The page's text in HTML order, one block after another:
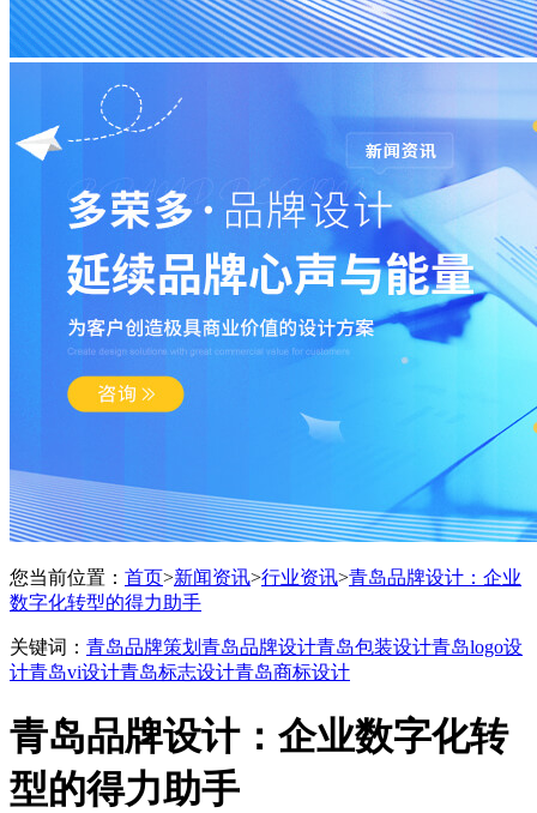
您当前位置： 首页>新闻资讯>行业资讯>青岛品牌设计：企业
数字化转型的得力助手
关键词： 青岛品牌策划 青岛品牌设计青岛包装设计青岛logo设
计青岛vi设计青岛标志设计青岛商标设计
青岛品牌设计：企业数字化转
型的得力助手